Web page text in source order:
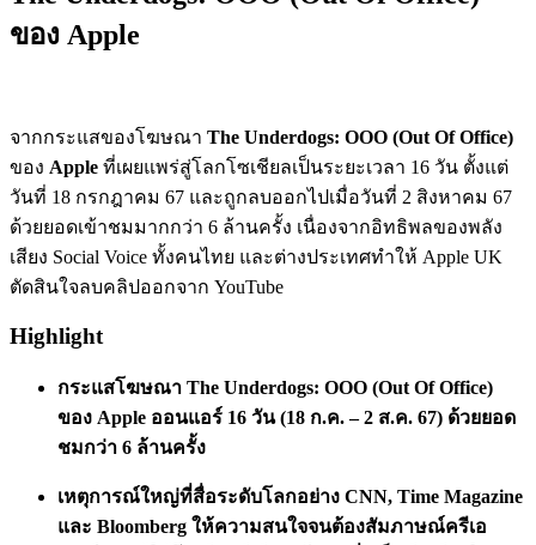
ของ Apple
จากกระแสของโฆษณา The Underdogs: OOO (Out Of Office)
ของ Apple ที่เผยแพร่สู่โลกโซเชียลเป็นระยะเวลา 16 วัน ตั้งแต่
วันที่ 18 กรกฎาคม 67 และถูกลบออกไปเมื่อวันที่ 2 สิงหาคม 67
ด้วยยอดเข้าชมมากกว่า 6 ล้านครั้ง เนื่องจากอิทธิพลของพลัง
เสียง Social Voice ทั้งคนไทย และต่างประเทศทำให้ Apple UK
ตัดสินใจลบคลิปออกจาก YouTube
Highlight
กระแสโฆษณา The Underdogs: OOO (Out Of Office)
ของ Apple ออนแอร์ 16 วัน (18 ก.ค. – 2 ส.ค. 67) ด้วยยอด
ชมกว่า 6 ล้านครั้ง
เหตุการณ์ใหญ่ที่สื่อระดับโลกอย่าง CNN, Time Magazine
และ Bloomberg ให้ความสนใจจนต้องสัมภาษณ์ครีเอ